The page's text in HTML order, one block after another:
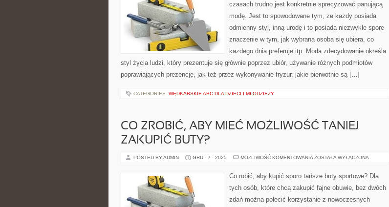
MŁODZIEJ?
czasach trudno jest konkretnie sprecyzować panującą
modę. Jest to spowodowane tym, że każdy posiada
odmienny styl, inną urodę i to posiada niezwykle spore
znaczenie w tym, jak wybrana osoba się ubiera, co
każdego dnia preferuje itp. Moda zdecydowanie określa
styl życia ludzi, który prezentuje się głównie poprzez ubiór, używanie różnych podmiotów
poprawiających prezencję, jak też przez wykonywanie fryzur, jakie pierwotnie są […]
CATEGORIES: WĘDKARSKIE ABC DLA DZIECI I MŁODZIEŻY
CO ZROBIĆ, ABY MIEĆ MOŻLIWOŚĆ TANIEJ
ZAKUPIĆ BUTY?
POSTED BY ADMIN GRU - 7 - 2025 MOŻLIWOŚĆ KOMENTOWANIA CO
MIEĆ
MOŻLIWOŚĆ
ZAKUPIĆ
ZOSTAŁA WYŁĄCZONA
Co robić, aby kupić sporo tańsze buty sportowe? Dla
tych osób, które chcą zakupić fajne obuwie, bez dwóch
zdań można polecić korzystanie z nowoczesnych